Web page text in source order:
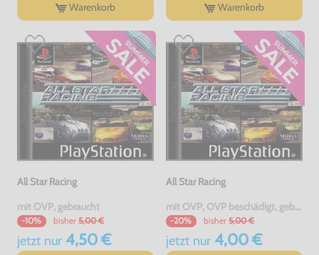
Warenkorb Warenkorb
All Star Racing
mit OVP, gebraucht
-10% bisher 5,00 €
jetzt nur4,50 €
All Star Racing
mit OVP, OVP beschädigt, gebraucht
-20% bisher 5,00 €
jetzt nur4,00 €